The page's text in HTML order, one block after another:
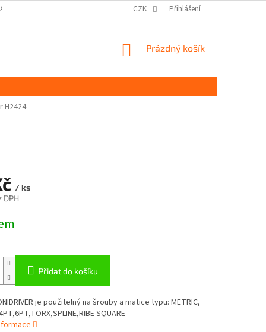
GDPR CZK Přihlášení
NÁKUPNÍ
Prázdný košík
H2424
/ ks
DPH
Přidat do košíku
je použitelný na šrouby a matice typu: METRIC,
SQUARE